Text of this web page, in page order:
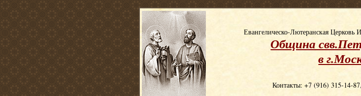
Евангелическо-Лютеранская Церковь
Община
в
Контакты: +7 (916) 315-14-